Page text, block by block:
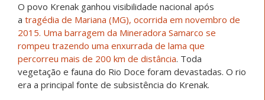
O povo Krenak ganhou visibilidade nacional após
a tragédia de Mariana (MG), ocorrida em novembro de
2015. Uma barragem da Mineradora Samarco se
rompeu trazendo uma enxurrada de lama que
percorreu mais de 200 km de distância. Toda
vegetação e fauna do Rio Doce foram devastadas. O rio
era a principal fonte de subsistência do Krenak.